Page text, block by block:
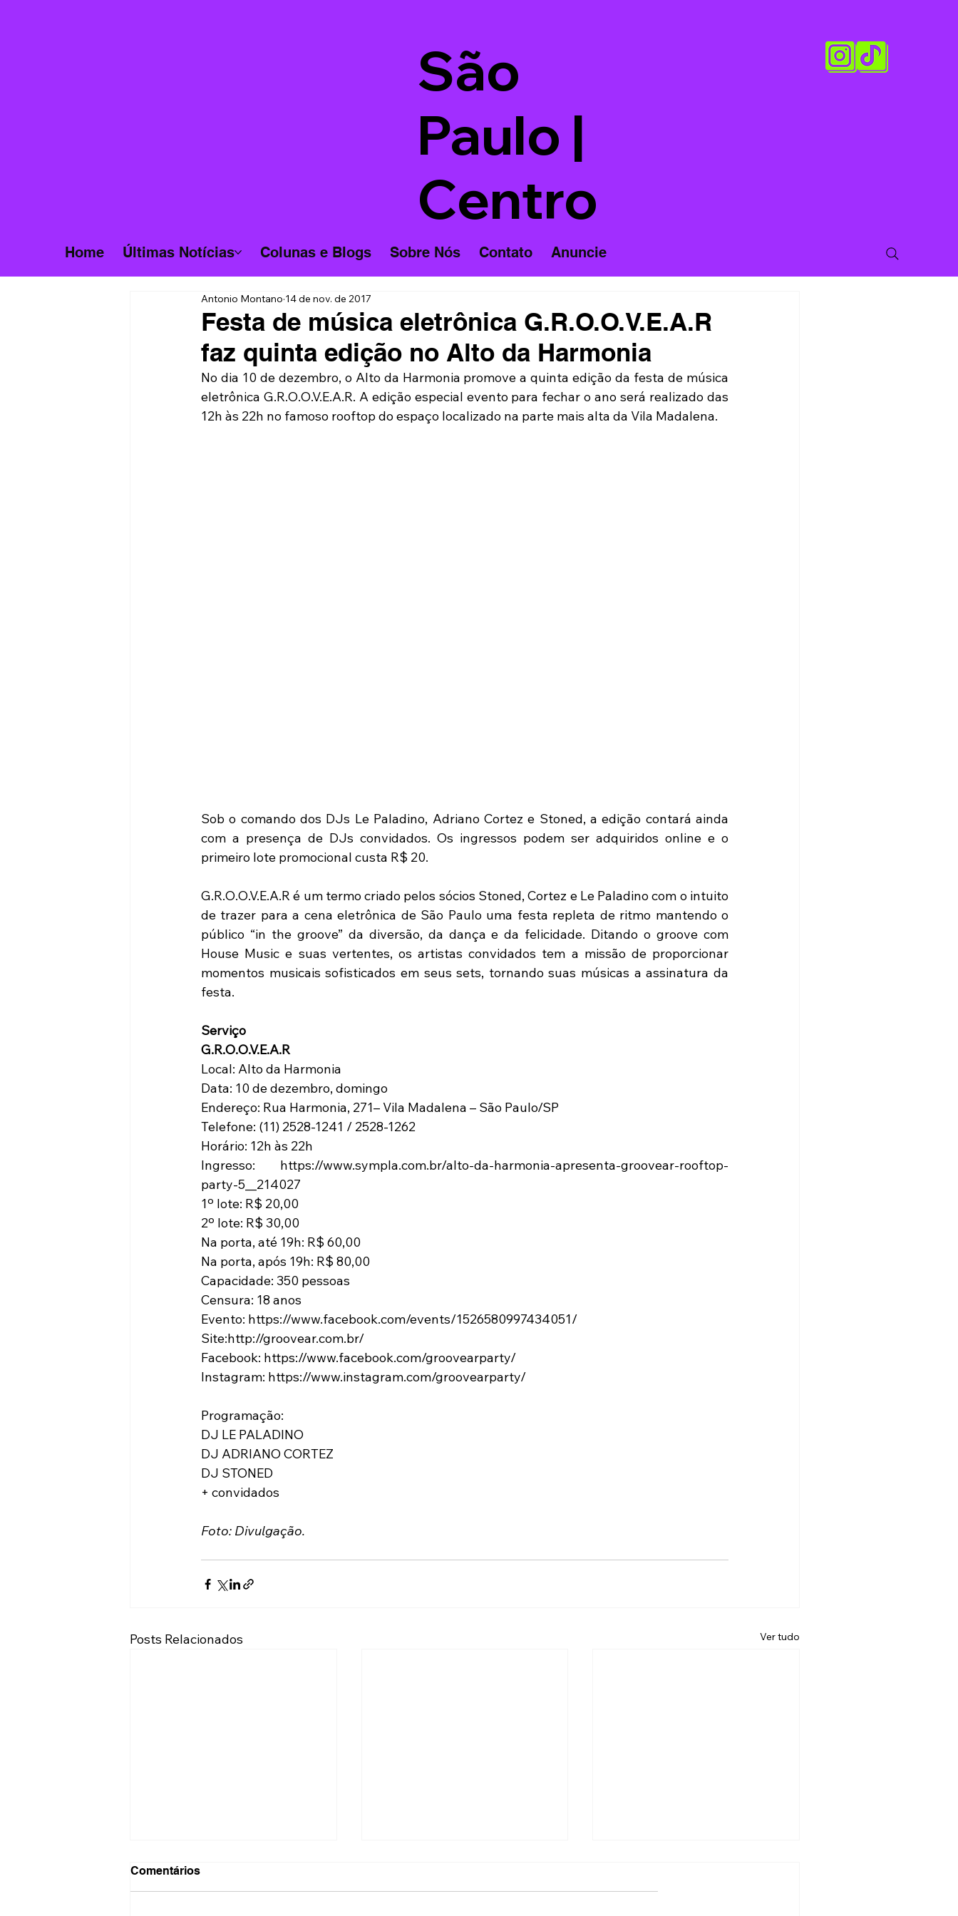
São
Paulo |
Centro
Home Últimas Notícias Colunas e Blogs Sobre Nós Contato Anuncie
Festa de música eletrônica G.R.O.O.V.E.A.R
faz quinta edição no Alto da Harmonia
Antonio Montano 14 de nov. de 2017
No dia 10 de dezembro, o Alto da Harmonia promove a quinta edição da festa de música
eletrônica G.R.O.O.V.E.A.R. A edição especial evento para fechar o ano será realizado das
12h às 22h no famoso rooftop do espaço localizado na parte mais alta da Vila Madalena.
Sob o comando dos DJs Le Paladino, Adriano Cortez e Stoned, a edição contará ainda
com a presença de DJs convidados. Os ingressos podem ser adquiridos online e o
primeiro lote promocional custa R$ 20.
G.R.O.O.V.E.A.R é um termo criado pelos sócios Stoned, Cortez e Le Paladino com o intuito
de trazer para a cena eletrônica de São Paulo uma festa repleta de ritmo mantendo o
público “in the groove” da diversão, da dança e da felicidade. Ditando o groove com
House Music e suas vertentes, os artistas convidados tem a missão de proporcionar
momentos musicais sofisticados em seus sets, tornando suas músicas a assinatura da
festa.
Serviço
G.R.O.O.V.E.A.R
Local: Alto da Harmonia
Data: 10 de dezembro, domingo
Endereço: Rua Harmonia, 271– Vila Madalena – São Paulo/SP
Telefone: (11) 2528-1241 / 2528-1262
Horário: 12h às 22h
Ingresso: https://www.sympla.com.br/alto-da-harmonia-apresenta-groovear-rooftop-
party-5__214027
1º lote: R$ 20,00
2º lote: R$ 30,00
Na porta, até 19h: R$ 60,00
Na porta, após 19h: R$ 80,00
Capacidade: 350 pessoas
Censura: 18 anos
Evento: https://www.facebook.com/events/1526580997434051/
Site:http://groovear.com.br/
Facebook: https://www.facebook.com/groovearparty/
Instagram: https://www.instagram.com/groovearparty/
Programação:
DJ LE PALADINO
DJ ADRIANO CORTEZ
DJ STONED
+ convidados
Foto: Divulgação.
Posts Relacionados Ver tudo
Comentários